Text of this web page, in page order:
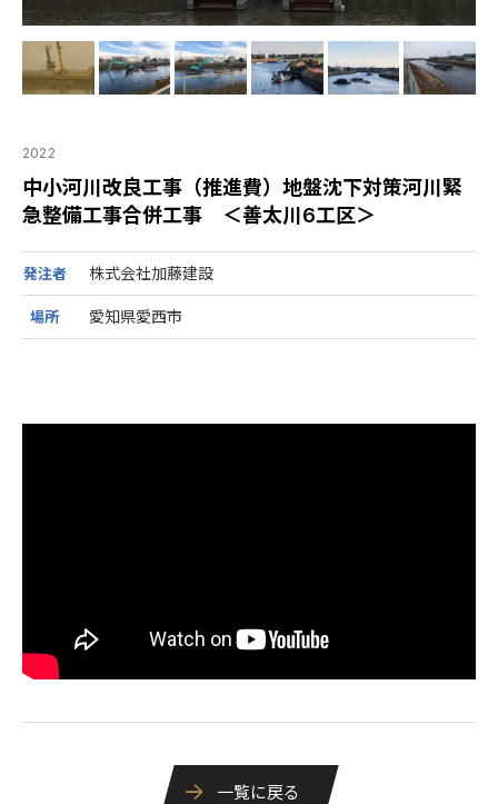
2022
中小河川改良工事（推進費）地盤沈下対策河川緊
急整備工事合併工事 ＜善太川6工区＞
発注者 株式会社加藤建設
場所 愛知県愛西市
一覧に戻る